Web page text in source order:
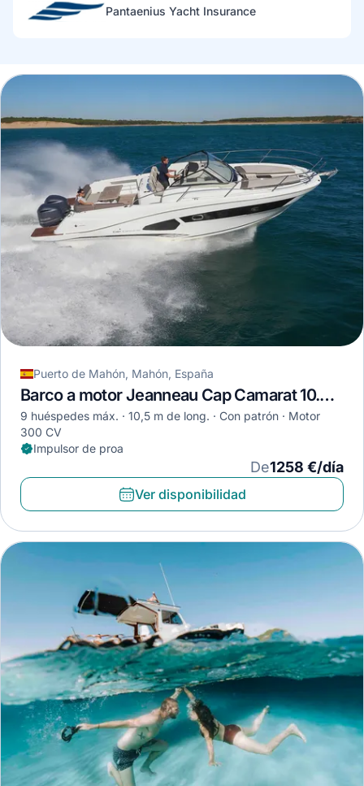
Pantaenius Yacht Insurance
Puerto de Mahón, Mahón, España
Barco a motor Jeanneau Cap Camarat 10.5 WA · 2018
9 huéspedes máx. 10,5 m de long. Con patrón
Motor
300 CV
Impulsor de proa
De1258 €/día
Ver disponibilidad